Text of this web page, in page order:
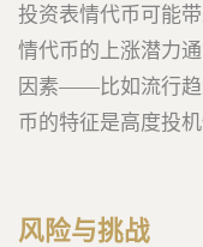
投资表情代币可能
情代币的上涨潜力
因素——比如流行趋
币的特征是高度投机
风险与挑战